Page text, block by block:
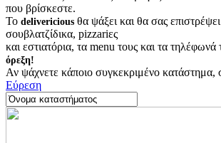
που βρίσκεστε.
Το delivericious θα ψάξει και θα σας
σουβλατζίδικα, pizzariες
και εστιατόρια, τα menu τους και τα τηλέφωνά
όρεξη!
Αν ψάχνετε κάποιο συγκεκριμένο
Εύρεση